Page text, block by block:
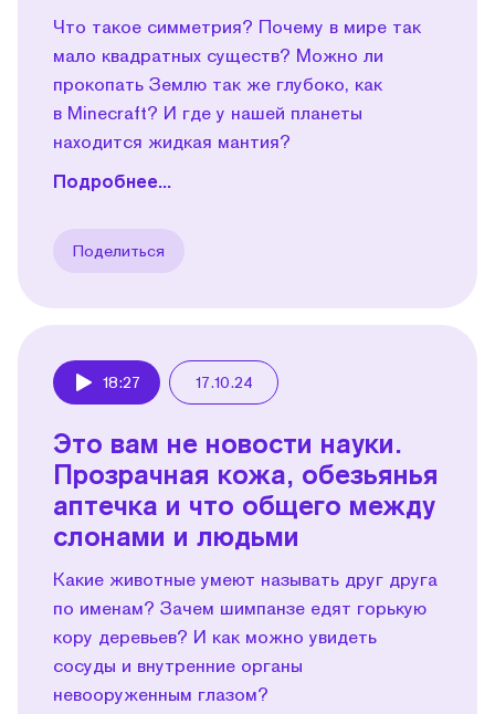
Что такое симметрия? Почему в мире так
мало квадратных существ? Можно ли
прокопать Землю так же глубоко, как
в Minecraft? И где у нашей планеты
находится жидкая мантия?
Подробнее...
Поделиться
18:27 17.10.24
Это вам не новости науки.
Прозрачная кожа, обезьянья
аптечка и что общего между
слонами и людьми
Какие животные умеют называть друг друга
по именам? Зачем шимпанзе едят горькую
кору деревьев? И как можно увидеть
сосуды и внутренние органы
невооруженным глазом?